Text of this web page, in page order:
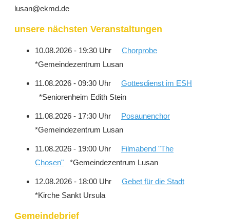
lusan@ekmd.de
unsere nächsten Veranstaltungen
10.08.2026 - 19:30 Uhr Chorprobe
*Gemeindezentrum Lusan
11.08.2026 - 09:30 Uhr Gottesdienst im ESH
*Seniorenheim Edith Stein
11.08.2026 - 17:30 Uhr
Posaunenchor
*Gemeindezentrum Lusan
11.08.2026 - 19:00 Uhr
Filmabend "The
Chosen" *Gemeindezentrum Lusan
12.08.2026 - 18:00 Uhr Gebet für die Stadt
*Kirche Sankt Ursula
Gemeindebrief